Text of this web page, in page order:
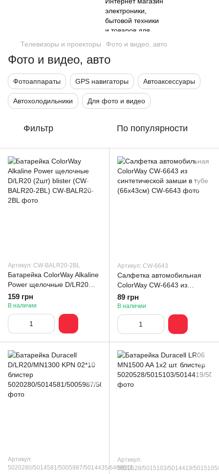
Телевизоры и проекторы Фото и видео, авто
Фото и видео, авто
Фотоаппараты GPS навигаторы Автоаксессуары
Автохолодильники Для фото и видео
Фильтр По популярности
Артикул: CW-BALR20-2BL
Батарейка СolorWay Alkaline
Power щелочные D/LR20
(2шт) blister (CW-BALR20-
2BL)
159 грн
В наличии
Артикул: CW-6643
Салфетка автомобильная
ColorWay CW-6643 из
синтетической замши в тубе
(66х43см)
89 грн
В наличии
Артикул:
5020280/5014581/5005987/5014435/6409611
Артикул:
5020528/5015103/5014419/